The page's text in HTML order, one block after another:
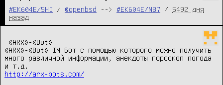
#EK604E/5HI
/ @openbsd --> #EK604E/N87 / 5492 дня
назад
«ARX»-«Bot» IM Бот с помощью которого можно получить
много различной информации, анекдоты гороскоп погода
http://arx-bots.com/